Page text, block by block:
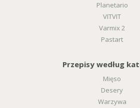
Planetario
VITVIT
Varmix 2
Pastart
Przepisy według
Mięso
Desery
Warzywa